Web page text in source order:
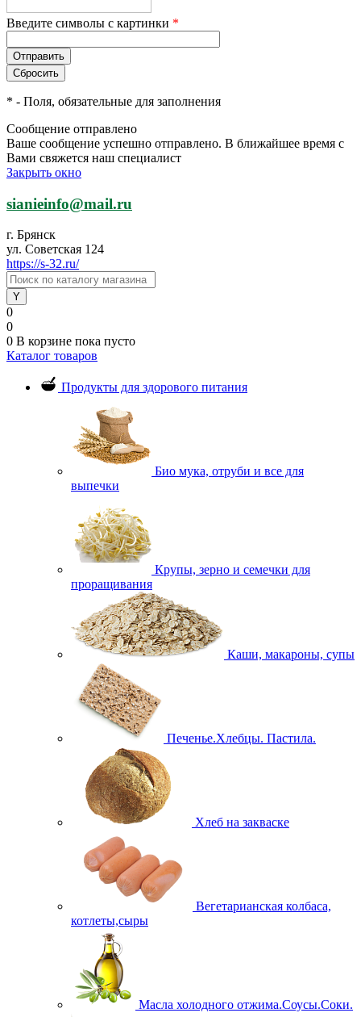
Введите символы с картинки *
* - Поля, обязательные для заполнения
Сообщение отправлено
Ваше сообщение успешно отправлено. В ближайшее время с
Вами свяжется наш специалист
Закрыть окно
sianieinfo@mail.ru
г. Брянск
ул. Советская 124
https://s-32.ru/
0
0
0 В корзине пока пусто
Каталог товаров
Продукты для здорового питания
Био мука, отруби и все для
выпечки
Крупы, зерно и семечки для
проращивания
Каши, макароны, супы
Печенье.Хлебцы. Пастила.
Хлеб на закваске
Вегетарианская колбаса,
котлеты,сыры
Масла холодного отжима.Соусы.Соки.